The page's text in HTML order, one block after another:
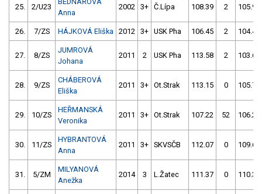
25. 2/U23
Anna
2002 3+ Č.Lípa 108.39 2 105.92
26. 7/ZS HÁJKOVÁ Eliška 2012 3+ USK Pha 106.45 2 104.42
27. 8/ZS
JUMROVÁ
Johana
2011 2 USK Pha 113.58 2 103.65
28. 9/ZS
CHÁBEROVÁ
Eliška
2011 3+ Ot.Strak 113.15 0 105.78
29. 10/ZS
HEŘMANSKÁ
Veronika
2011 3+ Ot.Strak 107.22 52 106.27
30. 11/ZS
HYBRANTOVÁ
Anna
2011 3+ SKVSČB 112.07 0 109.69
31. 5/ZM
MILYANOVÁ
Anežka
2014 3 L.Žatec 111.37 0 110.35